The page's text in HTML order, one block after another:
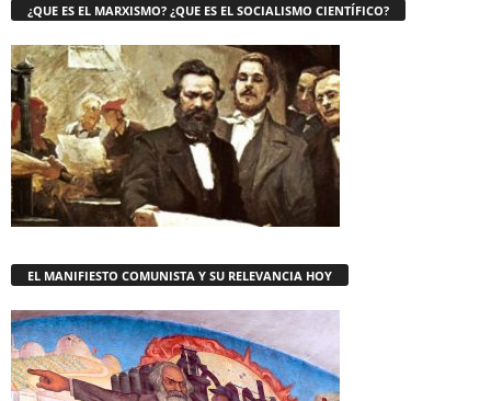
¿QUE ES EL MARXISMO? ¿QUE ES EL SOCIALISMO CIENTÍFICO?
EL MANIFIESTO COMUNISTA Y SU RELEVANCIA HOY